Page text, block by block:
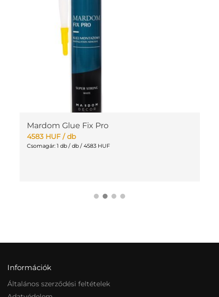
Mardom Glue Fix Pro
4583 HUF/ db
Csomagár: 1 db / db / 4583 HUF
Információk
Általános szerződési feltételek